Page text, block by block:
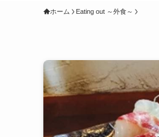
ホーム Eating out ～外食～